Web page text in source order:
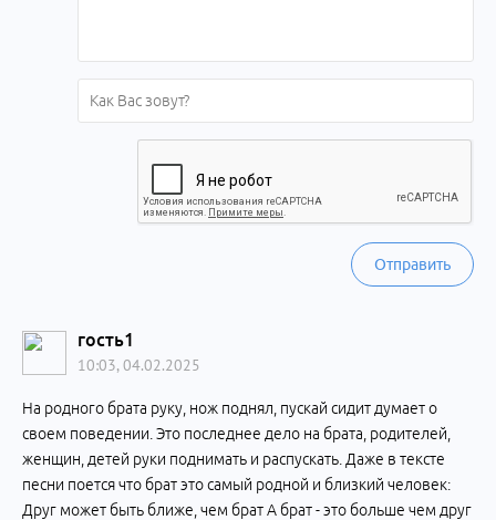
Отправить
гость1
10:03, 04.02.2025
На родного брата руку, нож поднял, пускай сидит думает о
своем поведении. Это последнее дело на брата, родителей,
женщин, детей руки поднимать и распускать. Даже в тексте
песни поется что брат это самый родной и близкий человек:
Друг может быть ближе, чем брат А брат - это больше чем друг